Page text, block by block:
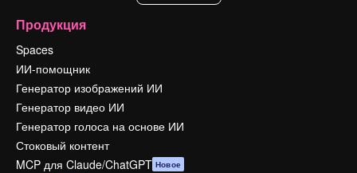
Продукция
Spaces
ИИ-помощник
Генератор изображений ИИ
Генератор видео ИИ
Генератор голоса на основе ИИ
Стоковый контент
MCP для Claude/ChatGPT Новое